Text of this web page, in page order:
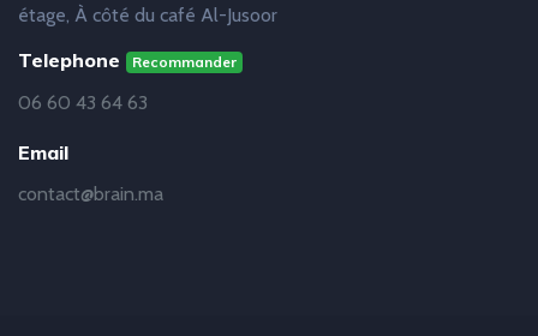
étage, À côté du café Al-Jusoor
Telephone Recommander
06 60 43 64 63
Email
contact@brain.ma